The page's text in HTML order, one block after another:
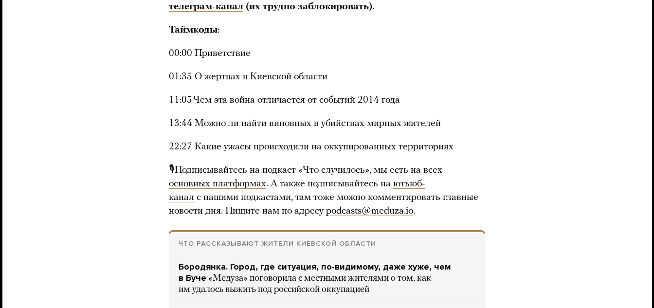
телеграм-канал (их трудно заблокировать).
Таймкоды:
00:00 Приветствие
01:35 О жертвах в Киевской области
11:05 Чем эта война отличается от событий 2014 года
13:44 Можно ли найти виновных в убийствах мирных жителей
22:27 Какие ужасы происходили на оккупированных территориях
🎙Подписывайтесь на подкаст «Что случилось», мы есть на всех
основных платформах. А также подписывайтесь на ютьюб-
канал с нашими подкастами, там тоже можно комментировать главные
новости дня. Пишите нам по адресу podcasts@meduza.io.
ЧТО РАССКАЗЫВАЮТ ЖИТЕЛИ КИЕВСКОЙ ОБЛАСТИ
Бородянка. Город, где ситуация, по-видимому, даже хуже, чем
в Буче «Медуза» поговорила с местными жителями о том, как
им удалось выжить под российской оккупацией